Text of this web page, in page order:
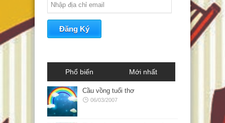
Phổ biến Mới nhất
Cầu vồng tuổi thơ
06/03/2007